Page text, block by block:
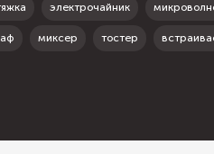
электрочайник
миксер тостер